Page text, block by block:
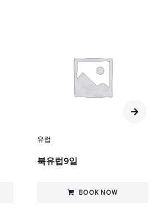
유럽
북유럽9일
BOOK NOW